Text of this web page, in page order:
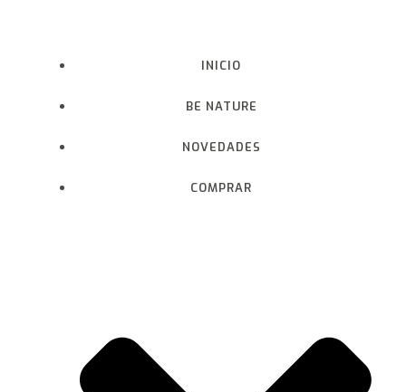
contenido
INICIO
BE NATURE
NOVEDADES
COMPRAR